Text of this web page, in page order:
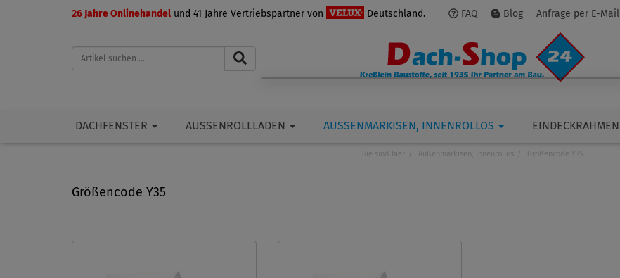
26 Jahre Onlinehandel und 41 Jahre Vertriebspartner von Deutschland. FAQ Blog Anfrage per E-Mail
DACHFENSTER AUSSENROLLLADEN AUSSENMARKISEN, INNENROLLOS EINDECKRAHMEN
Sie sind hier Außenmarkisen, Innenrollos Größencode Y35
Größencode Y35